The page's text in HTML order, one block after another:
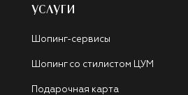
УСЛУГИ
Шопинг-сервисы
Шопинг со стилистом ЦУМ
Подарочная карта